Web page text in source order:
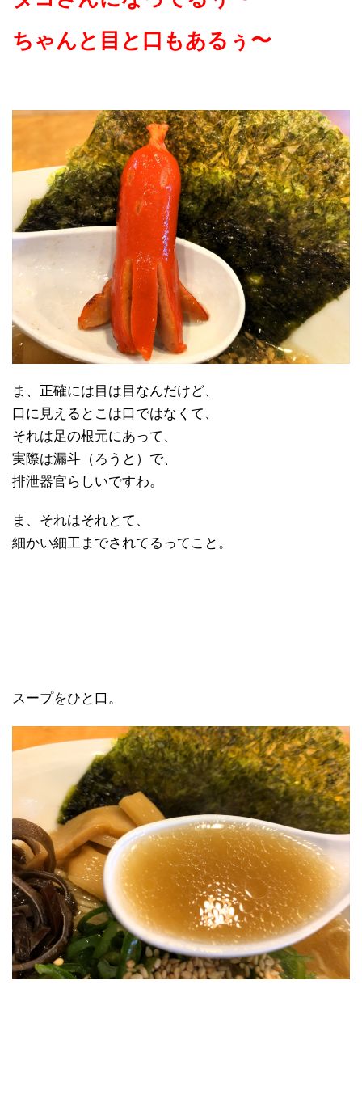
ちゃんと目と口もあるぅ〜
ま、正確には目は目なんだけど、
口に見えるとこは口ではなくて、
それは足の根元にあって、
実際は漏斗（ろうと）で、
排泄器官らしいですわ。
ま、それはそれとて、
細かい細工までされてるってこと。
スープをひと口。